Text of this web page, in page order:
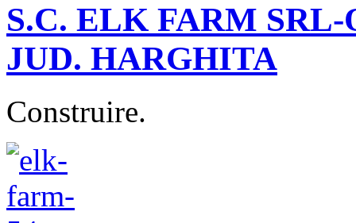
S.C. ELK FARM
JUD. HARGHITA
Construire.